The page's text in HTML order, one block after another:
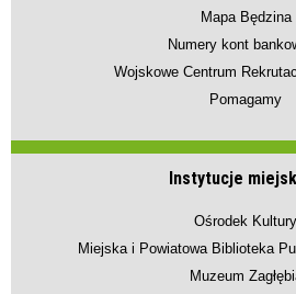
Mapa Będzina
Numery kont
Wojskowe Centrum
Pomagamy
Instytucje
Ośrodek Kultury
Miejska i Powiatowa Biblioteka
Muzeum